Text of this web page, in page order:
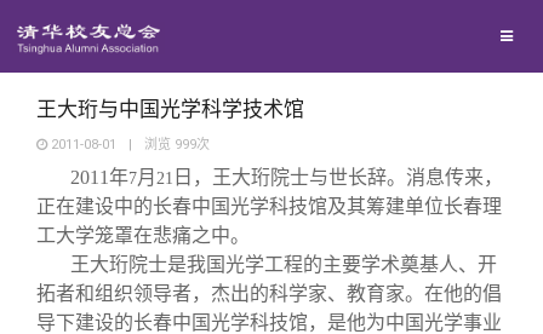
西南联大校友会
义工计划
新媒体平台
青春风采
校友文苑
校友讲坛
校友视界
王大珩与中国光学科学技术馆
2011-08-01 | 浏览 999次
2011年7月 21 日 ，王大珩院士与世长辞。消息传来，
正在建设中的长春中国光学科技馆及其筹建单位长春理
工大学笼罩在悲痛之中。
王大珩院士是我国光学工程的主要学术奠基人、开
拓者和组织领导者，杰出的科学家、教育家。在他的倡
导下建设的长春中国光学科技馆，是他为中国光学事业